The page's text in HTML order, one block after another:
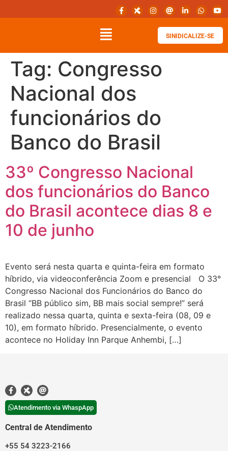
SINIDICALIZE-SE
Tag: Congresso
Nacional dos
funcionários do
Banco do Brasil
33º Congresso Nacional
dos funcionários do Banco
do Brasil acontece dias 8 e
10 de junho
Evento será nesta quarta e quinta-feira em formato
híbrido, via videoconferência Zoom e presencial O 33°
Congresso Nacional dos Funcionários do Banco do
Brasil “BB público sim, BB mais social sempre!” será
realizado nessa quarta, quinta e sexta-feira (08, 09 e
10), em formato híbrido. Presencialmente, o evento
acontece no Holiday Inn Parque Anhembi, […]
Atendimento via WhaspApp
Central de Atendimento
+55 54 3223-2166